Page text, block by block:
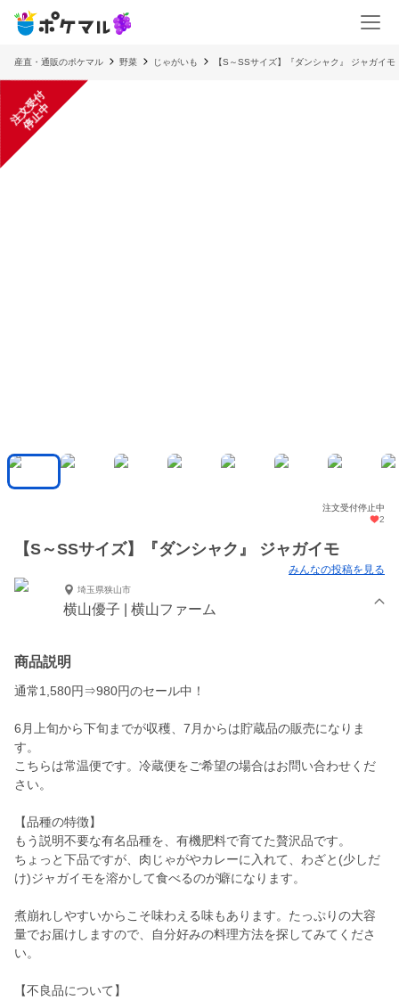
産直・通販のポケマル 野菜 じゃがいも 【S～SSサイズ】『ダンシャク』 ジャガイモ
注
文
受
付
停
止
中
注文受付停止中
2
【S～SSサイズ】『ダンシャク』 ジャガイモ
みんなの投稿を見る
埼玉県狭山市
横山優子 | 横山ファーム
商品説明
通常1,580円⇒980円のセール中！
6月上旬から下旬までが収穫、7月からは貯蔵品の販売になりま
す。
こちらは常温便です。冷蔵便をご希望の場合はお問い合わせくだ
さい。
【品種の特徴】
もう説明不要な有名品種を、有機肥料で育てた贅沢品です。
ちょっと下品ですが、肉じゃがやカレーに入れて、わざと(少しだ
け)ジャガイモを溶かして食べるのが癖になります。
煮崩れしやすいからこそ味わえる味もあります。たっぷりの大容
量でお届けしますので、自分好みの料理方法を探してみてくださ
い。
【不良品について】